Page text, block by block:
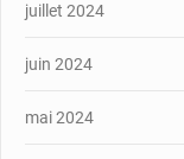
juillet 2024
juin 2024
mai 2024